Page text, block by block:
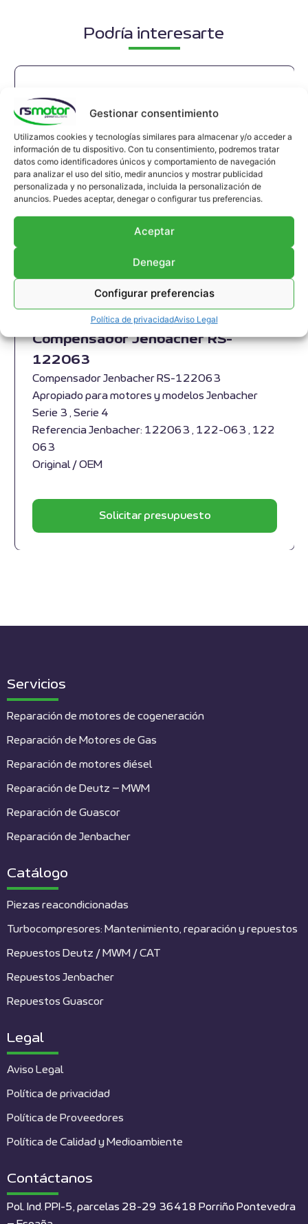
Gestionar consentimiento
Utilizamos cookies y tecnologías similares para almacenar y/o acceder a
información de tu dispositivo. Con tu consentimiento, podremos tratar
datos como identificadores únicos y comportamiento de navegación
para analizar el uso del sitio, medir anuncios y mostrar publicidad
personalizada y no personalizada, incluida la personalización de
anuncios. Puedes aceptar, denegar o configurar tus preferencias.
Aceptar
Denegar
Configurar preferencias
Política de privacidadAviso Legal
Podría interesarte
Compensador Jenbacher RS-
122063
Compensador Jenbacher RS-122063
Apropiado para motores y modelos Jenbacher
Serie 3 , Serie 4
Referencia Jenbacher: 122063 , 122-063 , 122
063
Original / OEM
Solicitar presupuesto
Servicios
Reparación de motores de cogeneración
Reparación de Motores de Gas
Reparación de motores diésel
Reparación de Deutz – MWM
Reparación de Guascor
Reparación de Jenbacher
Catálogo
Piezas reacondicionadas
Turbocompresores: Mantenimiento, reparación y repuestos
Repuestos Deutz / MWM / CAT
Repuestos Jenbacher
Repuestos Guascor
Legal
Aviso Legal
Política de privacidad
Política de Proveedores
Política de Calidad y Medioambiente
Contáctanos
Pol. Ind. PPI-5, parcelas 28-29 36418 Porriño Pontevedra